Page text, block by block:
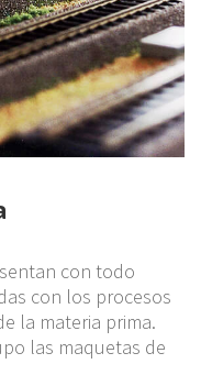
con todo
con los procesos
la materia prima.
las maquetas de